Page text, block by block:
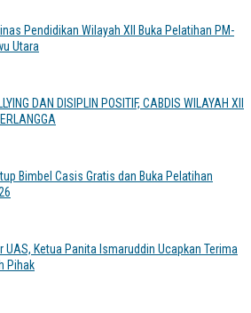
Pendidikan Wilayah XII Buka Pelatihan PM-
Utara
DAN DISIPLIN POSITIF, CABDIS WILAYAH XII
Bimbel Casis Gratis dan Buka Pelatihan
UAS, Ketua Panita Ismaruddin Ucapkan Terima
Pihak